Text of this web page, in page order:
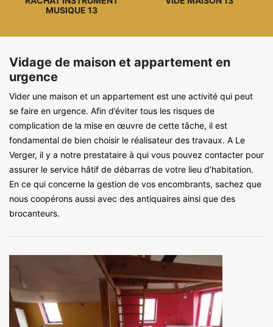
MUSIQUE 13
Vidage de maison et appartement en
urgence
Vider une maison et un appartement est une activité qui peut
se faire en urgence. Afin d’éviter tous les risques de
complication de la mise en œuvre de cette tâche, il est
fondamental de bien choisir le réalisateur des travaux. A Le
Verger, il y a notre prestataire à qui vous pouvez contacter pour
assurer le service hâtif de débarras de votre lieu d’habitation.
En ce qui concerne la gestion de vos encombrants, sachez que
nous coopérons aussi avec des antiquaires ainsi que des
brocanteurs.